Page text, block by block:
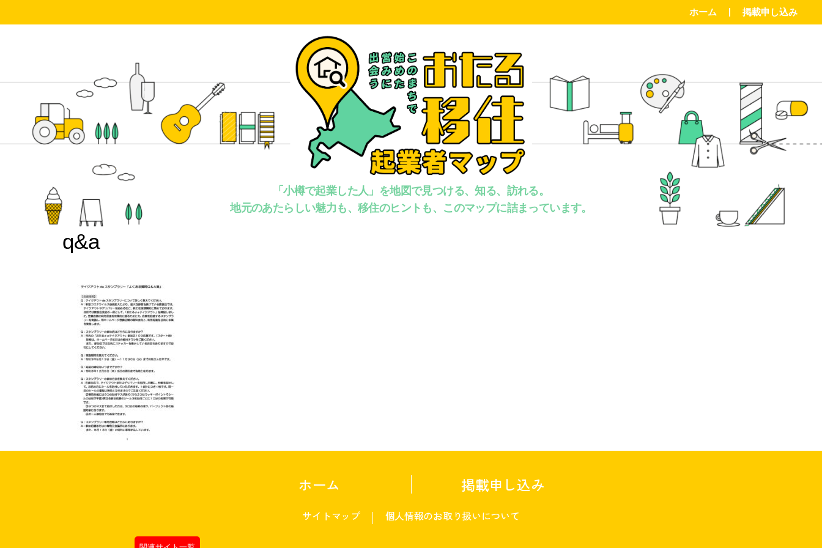
ホーム 掲載申し込み
「小樽で起業した人」を地図で見つける、知る、訪れる。
地元のあたらしい魅力も、移住のヒントも、このマップに詰まっています。
q&a
ホーム 掲載申し込み
サイトマップ 個人情報のお取り扱いについて